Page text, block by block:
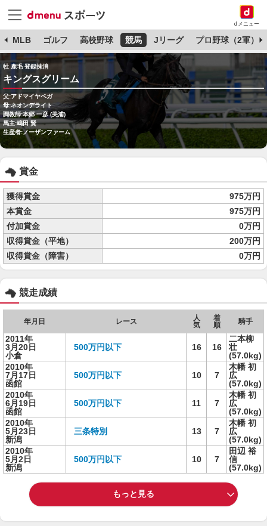
dメニュー
MLB ゴルフ 高校野球 競馬 Jリーグ プロ野球（2軍）
牡 鹿毛 登録抹消
キングスグリーム
父:アドマイヤベガ
母:ネオンデライト
調教師:本郷 一彦 (美浦)
馬主:嶋田 賢
生産者:ノーザンファーム
賞金
獲得賞金
975万円
本賞金
975万円
付加賞金
0万円
収得賞金（平地）
200万円
収得賞金（障害）
0万円
競走成績
年月日 レース
人
気
着
順
騎手
2011年
3月20日
小倉
500万円以下 16 16
二本柳
壮
(57.0kg)
2010年
7月17日
函館
500万円以下 10 7
木幡 初
広
(57.0kg)
2010年
6月19日
函館
500万円以下 11 7
木幡 初
広
(57.0kg)
2010年
5月23日
新潟
三条特別 13 7
木幡 初
広
(57.0kg)
2010年
5月2日
新潟
500万円以下 10 7
田辺 裕
信
(57.0kg)
もっと見る